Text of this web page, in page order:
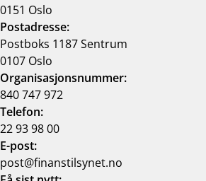
0151 Oslo
Postadresse:
Postboks 1187 Sentrum
0107 Oslo
Organisasjonsnummer:
840 747 972
Telefon:
22 93 98 00
E-post:
post@finanstilsynet.no